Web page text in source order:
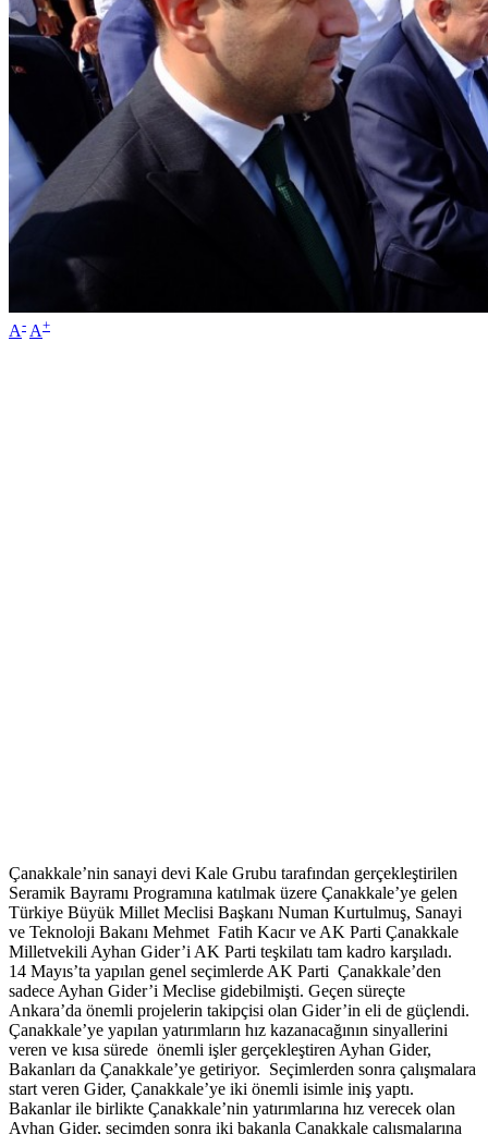
A- A+
Çanakkale’nin sanayi devi Kale Grubu tarafından gerçekleştirilen
Seramik Bayramı Programına katılmak üzere Çanakkale’ye gelen
Türkiye Büyük Millet Meclisi Başkanı Numan Kurtulmuş, Sanayi
ve Teknoloji Bakanı Mehmet Fatih Kacır ve AK Parti Çanakkale
Milletvekili Ayhan Gider’i AK Parti teşkilatı tam kadro karşıladı.
14 Mayıs’ta yapılan genel seçimlerde AK Parti Çanakkale’den
sadece Ayhan Gider’i Meclise gidebilmişti. Geçen süreçte
Ankara’da önemli projelerin takipçisi olan Gider’in eli de güçlendi.
Çanakkale’ye yapılan yatırımların hız kazanacağının sinyallerini
veren ve kısa sürede önemli işler gerçekleştiren Ayhan Gider,
Bakanları da Çanakkale’ye getiriyor. Seçimlerden sonra çalışmalara
start veren Gider, Çanakkale’ye iki önemli isimle iniş yaptı.
Bakanlar ile birlikte Çanakkale’nin yatırımlarına hız verecek olan
Ayhan Gider, seçimden sonra iki bakanla Çanakkale çalışmalarına